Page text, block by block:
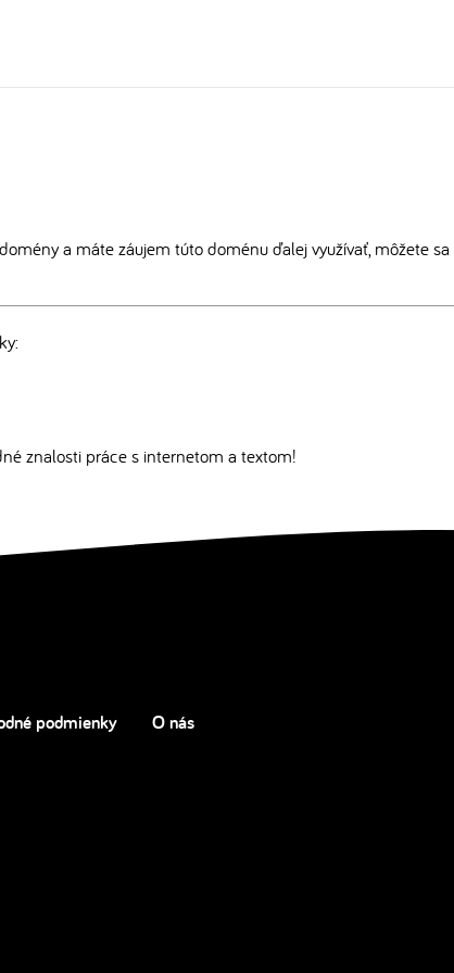
a máte záujem túto doménu ďalej využívať, môžete sa
znalosti práce s internetom a textom!
podmienky O nás